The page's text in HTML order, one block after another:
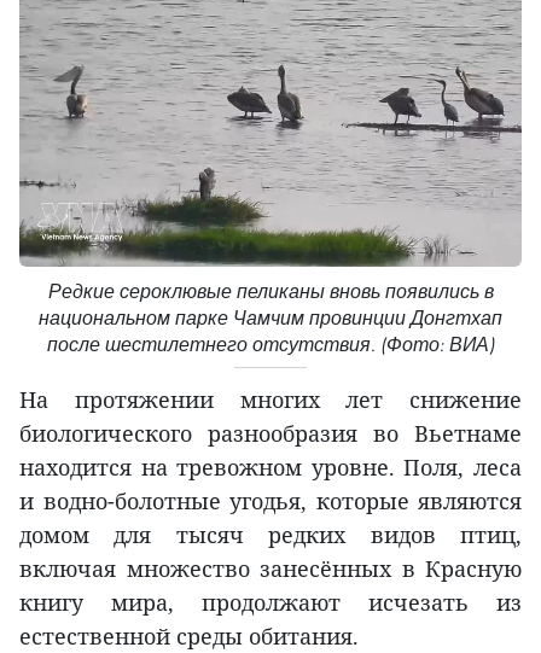
Редкие сероклювые пеликаны вновь появились в
национальном парке Чамчим провинции Донгтхап
после шестилетнего отсутствия. (Фото: ВИА)
На протяжении многих лет снижение
биологического разнообразия во Вьетнаме
находится на тревожном уровне. Поля, леса
и водно-болотные угодья, которые являются
домом для тысяч редких видов птиц,
включая множество занесённых в Красную
книгу мира, продолжают исчезать из
естественной среды обитания.